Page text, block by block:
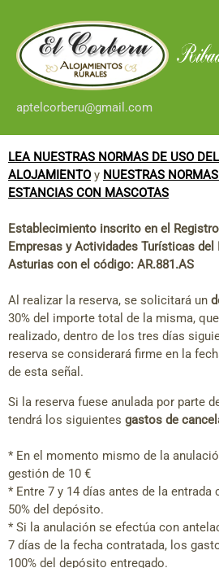
aptelcorberu@gmail.com
LEA NUESTRAS NORMAS DE USO DEL
ALOJAMIENTO y NUESTRAS
ESTANCIAS CON MASCOTAS
Establecimiento inscrito en el
Empresas y Actividades Turísticas del
Asturias con el código: AR.881.AS
Al realizar la reserva, se solicitará un
30% del importe total de la misma,
realizado, dentro de los tres días
reserva se considerará firme en la
de esta señal.
Si la reserva fuese anulada por parte
tendrá los siguientes gastos de
* En el momento mismo de la
gestión de 10 €
* Entre 7 y 14 días antes de la entrada
50% del depósito.
* Si la anulación se efectúa con
7 días de la fecha contratada, los
100% del depósito entregado.